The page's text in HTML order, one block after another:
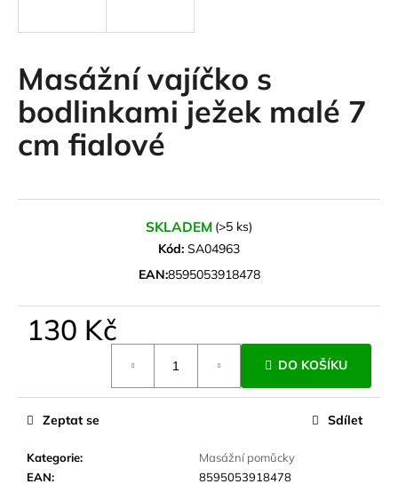
Masážní vajíčko s
bodlinkami ježek malé 7
cm fialové
SKLADEM (>5 ks)
Kód: SA04963
EAN:8595053918478
130 Kč
DO KOŠÍKU
Kategorie:
Masážní pomůcky
EAN: 8595053918478
Zeptat se Sdílet
í
t
?
o
č
u
m